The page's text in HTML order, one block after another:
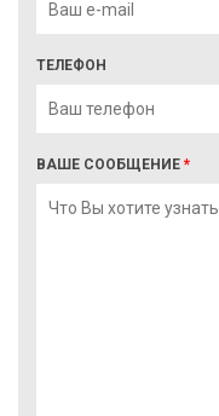
ТЕЛЕФОН
ВАШЕ СООБЩЕНИЕ *